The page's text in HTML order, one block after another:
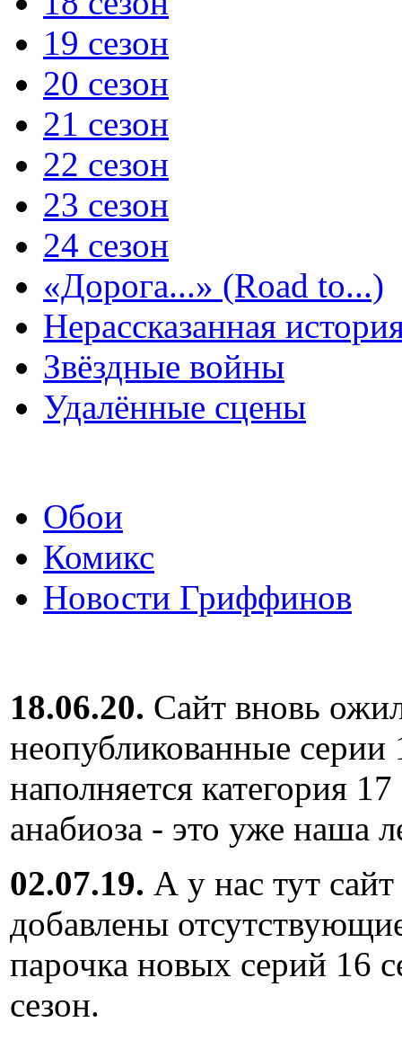
19 сезон
20 сезон
21 сезон
22 сезон
23 сезон
24 сезон
«Дорога...» (Road to...)
Нерассказанная
Звёздные войны
Удалённые сцены
Обои
Комикс
Новости Гриффинов
18.06.20. Сайт вновь
неопубликованные серии
наполняется категория
анабиоза - это уже наша
02.07.19. А у нас тут
добавлены
парочка новых серий 16
сезон.